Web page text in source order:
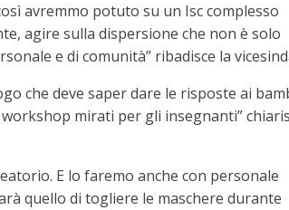
avremmo potuto su un Isc complesso
agire sulla dispersione che non è solo
e di comunità” ribadisce la
che deve saper dare le risposte ai
mirati per gli insegnanti”
E lo faremo anche con personale
quello di togliere le maschere durante